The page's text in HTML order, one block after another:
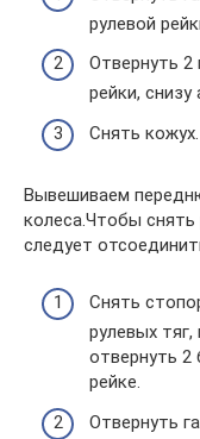
рулевой
Отвернуть 2
рейки,
Снять кожух.
Вывешиваем
колеса.Чтобы снять
следует
Снять
рулевых
отвернуть 2
рейке.
Отвернуть